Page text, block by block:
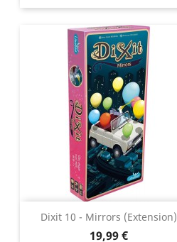
Dixit 10 - Mirrors (extension)
Prix
19,99 €